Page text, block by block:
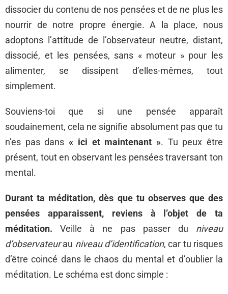
dissocier du contenu de nos pensées et de ne plus les
nourrir de notre propre énergie. A la place, nous
adoptons l’attitude de l’observateur neutre, distant,
dissocié, et les pensées, sans « moteur » pour les
alimenter, se dissipent d’elles-mêmes, tout
simplement.
Souviens-toi que si une pensée apparaît
soudainement, cela ne signifie absolument pas que tu
n’es pas dans« ici et maintenant ». Tu peux être
présent, tout en observant les pensées traversant ton
mental.
Durant ta méditation, dès que tu observes que des
pensées apparaissent, reviens à l’objet de ta
méditation. Veille à ne pas passer du niveau
d’observateurau niveau d’identification, car tu risques
d’être coincé dans le chaos du mental et d’oublier la
méditation. Le schéma est donc simple :